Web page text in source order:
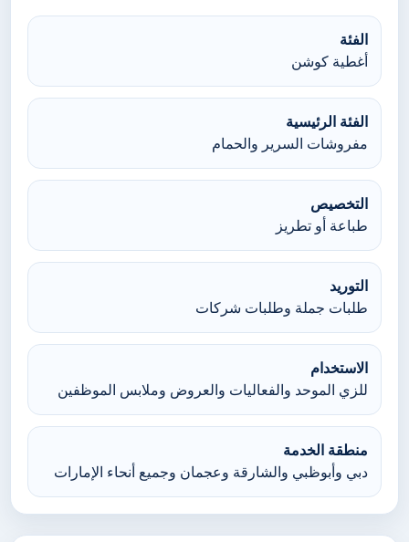
الفئة
أغطية كوشن
الفئة الرئيسية
مفروشات السرير والحمام
التخصيص
طباعة أو تطريز
التوريد
طلبات جملة وطلبات شركات
الاستخدام
للزي الموحد والفعاليات والعروض وملابس الموظفين
منطقة الخدمة
دبي وأبوظبي والشارقة وعجمان وجميع أنحاء الإمارات